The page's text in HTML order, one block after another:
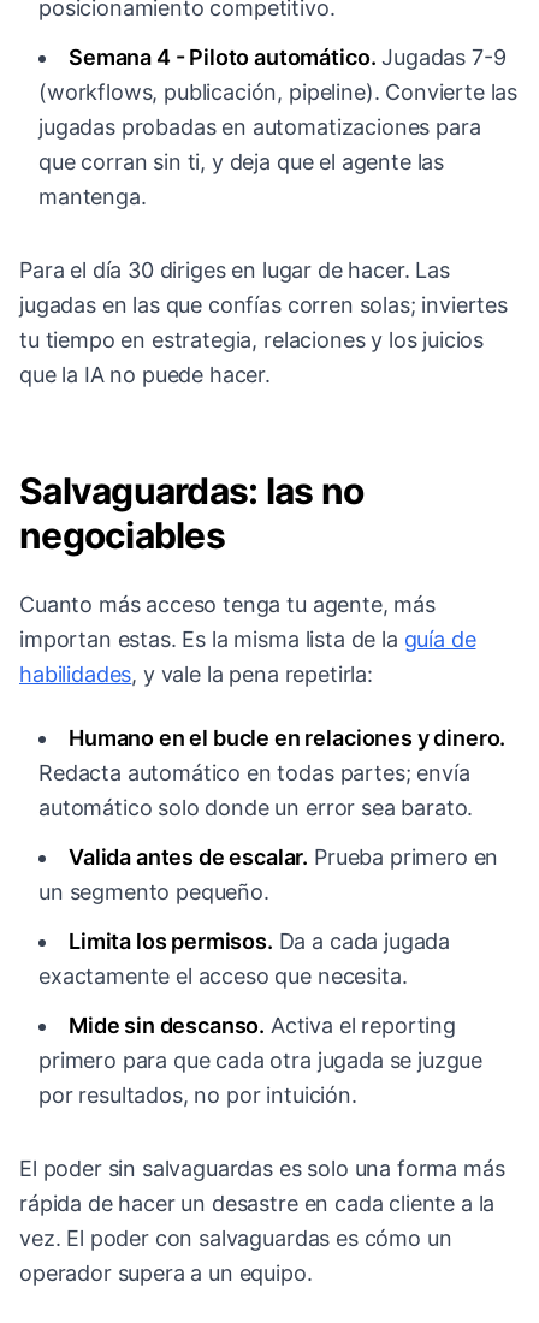
posicionamiento competitivo.
Semana 4 - Piloto automático. Jugadas 7-9
(workflows, publicación, pipeline). Convierte las
jugadas probadas en automatizaciones para
que corran sin ti, y deja que el agente las
mantenga.
Para el día 30 diriges en lugar de hacer. Las
jugadas en las que confías corren solas; inviertes
tu tiempo en estrategia, relaciones y los juicios
que la IA no puede hacer.
Salvaguardas: las no
negociables
Cuanto más acceso tenga tu agente, más
importan estas. Es la misma lista de la guía de
habilidades, y vale la pena repetirla:
Humano en el bucle en relaciones y dinero.
Redacta automático en todas partes; envía
automático solo donde un error sea barato.
Valida antes de escalar. Prueba primero en
un segmento pequeño.
Limita los permisos. Da a cada jugada
exactamente el acceso que necesita.
Mide sin descanso. Activa el reporting
primero para que cada otra jugada se juzgue
por resultados, no por intuición.
El poder sin salvaguardas es solo una forma más
rápida de hacer un desastre en cada cliente a la
vez. El poder con salvaguardas es cómo un
operador supera a un equipo.